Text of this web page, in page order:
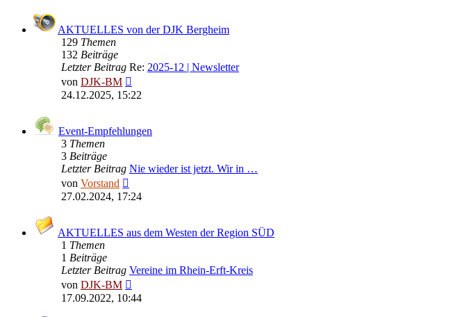
AKTUELLES von der DJK Bergheim
129 Themen
132 Beiträge
Letzter Beitrag Re: 2025-12 | Newsletter
von DJK-BM
Beitrag
24.12.2025, 15:22
Event-Empfehlungen
3 Themen
3 Beiträge
Letzter Beitrag Nie wieder ist jetzt. Wir in …
von Vorstand
Beitrag
27.02.2024, 17:24
AKTUELLES aus dem Westen der Region SÜD
1 Themen
1 Beiträge
Letzter Beitrag Vereine im Rhein-Erft-Kreis
von DJK-BM
Beitrag
17.09.2022, 10:44